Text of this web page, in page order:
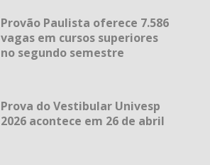
Provão Paulista oferece 7.586
vagas em cursos superiores
no segundo semestre
Prova do Vestibular Univesp
2026 acontece em 26 de abril